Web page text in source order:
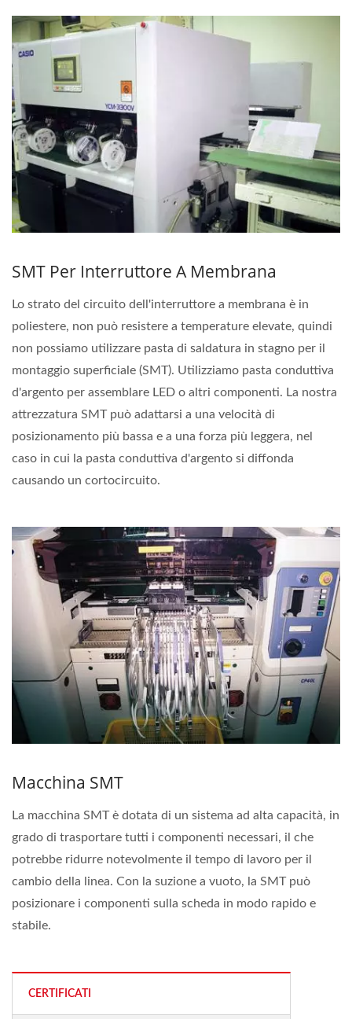
SMT Per Interruttore A Membrana
Lo strato del circuito dell'interruttore a membrana è in
poliestere, non può resistere a temperature elevate, quindi
non possiamo utilizzare pasta di saldatura in stagno per il
montaggio superficiale (SMT). Utilizziamo pasta conduttiva
d'argento per assemblare LED o altri componenti. La nostra
attrezzatura SMT può adattarsi a una velocità di
posizionamento più bassa e a una forza più leggera, nel
caso in cui la pasta conduttiva d'argento si diffonda
causando un cortocircuito.
Macchina SMT
La macchina SMT è dotata di un sistema ad alta capacità, in
grado di trasportare tutti i componenti necessari, il che
potrebbe ridurre notevolmente il tempo di lavoro per il
cambio della linea. Con la suzione a vuoto, la SMT può
posizionare i componenti sulla scheda in modo rapido e
stabile.
CERTIFICATI